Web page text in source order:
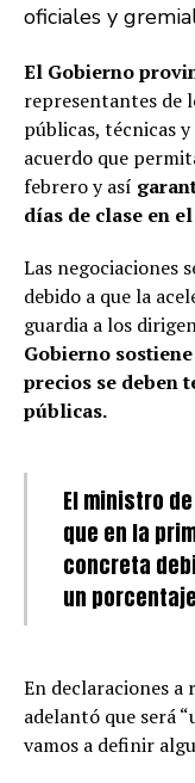
oficiales y
El Gobierno
representantes de
públicas, técnicas
acuerdo que
febrero y así
días de clase en
Las negociaciones
debido a que la
guardia a los
Gobierno
precios se deben
públicas.
El ministro
que en la
concreta
un porcentaje
En declaraciones a
adelantó que será
vamos a definir